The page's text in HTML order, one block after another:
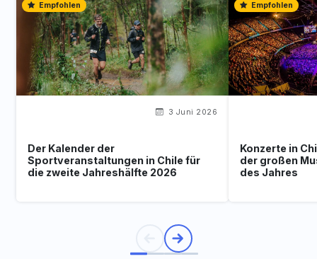
Empfohlen
3 Juni 2026
Der Kalender der
Sportveranstaltungen in Chile für
die zweite Jahreshälfte 2026
Empfohlen
Konzerte in
der großen
des Jahres